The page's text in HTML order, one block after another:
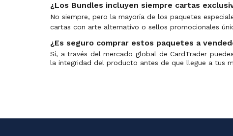
¿Los Bundles incluyen siempre cartas
No siempre, pero la mayoría de los paquetes
cartas con arte alternativo o sellos promocionales
¿Es seguro comprar estos paquetes a
Sí, a través del mercado global de CardTrader
la integridad del producto antes de que llegue a tus